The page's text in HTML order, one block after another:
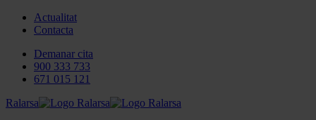
Actualitat
Contacta
Demanar cita
900 333 733
671 015 121
Ralarsa